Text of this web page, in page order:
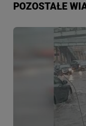
POZOSTAŁE